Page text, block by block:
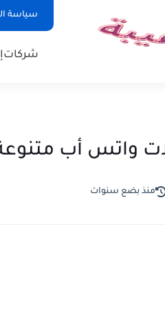
سياسة
شركات
واتس أب
منذ بضع سنوات